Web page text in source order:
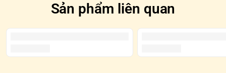
Sản phẩm liên quan